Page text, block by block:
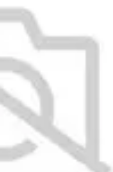
Réaction aux alarmes